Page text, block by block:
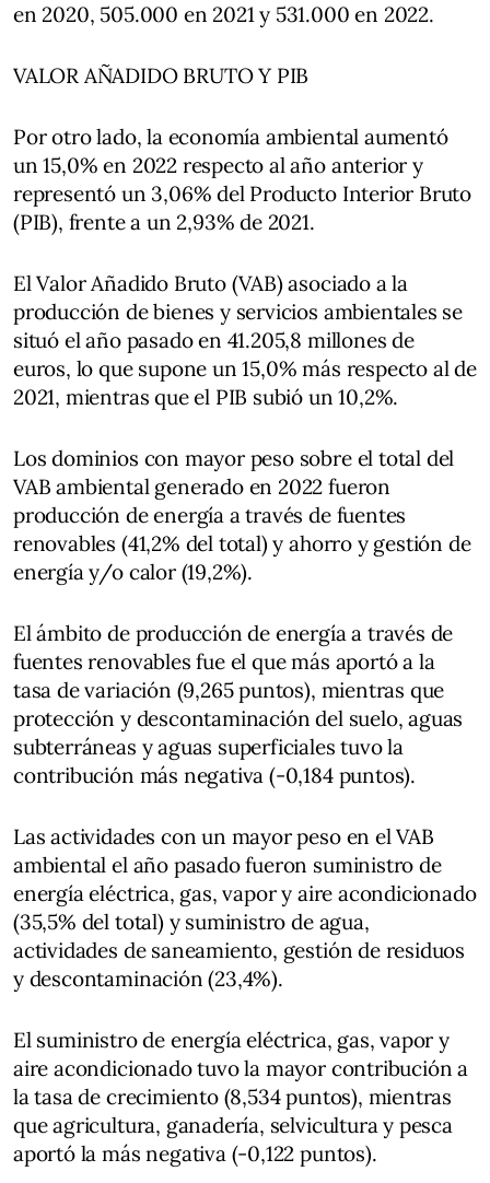
en 2020, 505.000 en 2021 y 531.000 en 2022.
VALOR AÑADIDO BRUTO Y PIB
Por otro lado, la economía ambiental aumentó
un 15,0% en 2022 respecto al año anterior y
representó un 3,06% del Producto Interior Bruto
(PIB), frente a un 2,93% de 2021.
El Valor Añadido Bruto (VAB) asociado a la
producción de bienes y servicios ambientales se
situó el año pasado en 41.205,8 millones de
euros, lo que supone un 15,0% más respecto al de
2021, mientras que el PIB subió un 10,2%.
Los dominios con mayor peso sobre el total del
VAB ambiental generado en 2022 fueron
producción de energía a través de fuentes
renovables (41,2% del total) y ahorro y gestión de
energía y/o calor (19,2%).
El ámbito de producción de energía a través de
fuentes renovables fue el que más aportó a la
tasa de variación (9,265 puntos), mientras que
protección y descontaminación del suelo, aguas
subterráneas y aguas superficiales tuvo la
contribución más negativa (-0,184 puntos).
Las actividades con un mayor peso en el VAB
ambiental el año pasado fueron suministro de
energía eléctrica, gas, vapor y aire acondicionado
(35,5% del total) y suministro de agua,
actividades de saneamiento, gestión de residuos
y descontaminación (23,4%).
El suministro de energía eléctrica, gas, vapor y
aire acondicionado tuvo la mayor contribución a
la tasa de crecimiento (8,534 puntos), mientras
que agricultura, ganadería, selvicultura y pesca
aportó la más negativa (-0,122 puntos).